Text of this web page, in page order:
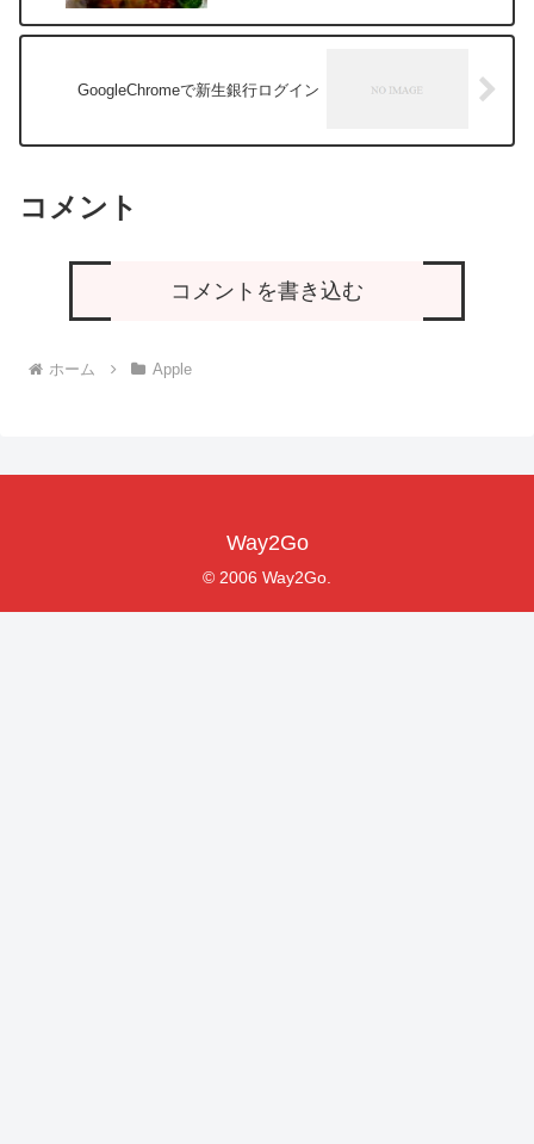
GoogleChromeで新生銀行ログイン
コメント
コメントを書き込む
ホーム Apple
Way2Go
© 2006 Way2Go.